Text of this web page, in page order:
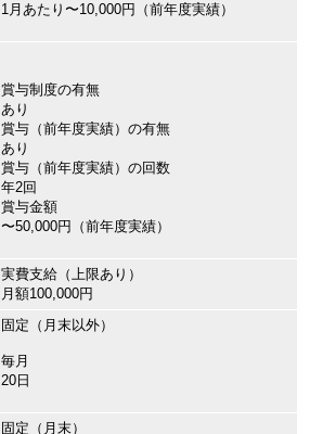
1月あたり〜10,000円（前年度実績）
賞与制度の有無
あり
賞与（前年度実績）の有無
あり
賞与（前年度実績）の回数
年2回
賞与金額
〜50,000円（前年度実績）
実費支給（上限あり）
月額100,000円
固定（月末以外）
毎月
20日
固定（月末）